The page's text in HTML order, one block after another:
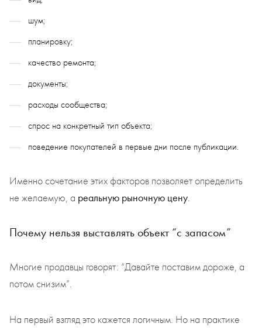
шум;
планировку;
качество ремонта;
документы;
расходы сообщества;
спрос на конкретный тип объекта;
поведение покупателей в первые дни после публикации.
Именно сочетание этих факторов позволяет определить
не желаемую, а реальную рыночную цену.
Почему нельзя выставлять объект “с запасом”
Многие продавцы говорят: “Давайте поставим дороже, а
потом снизим”.
На первый взгляд это кажется логичным. Но на практике